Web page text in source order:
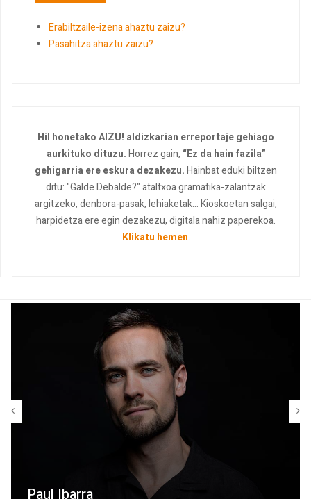
Erabiltzaile-izena ahaztu zaizu?
Pasahitza ahaztu zaizu?
Hil honetako AIZU! aldizkarian erreportaje gehiago
aurkituko dituzu.Horrez gain, “Ez da hain fazila”
gehigarria ere eskura dezakezu.Hainbat eduki biltzen
ditu: "Galde Debalde?" ataltxoa gramatika-zalantzak
argitzeko, denbora-pasak, lehiaketak... Kioskoetan salgai,
harpidetza ere egin dezakezu, digitala nahiz paperekoa.
Klikatu hemen.
Paul Ibarra